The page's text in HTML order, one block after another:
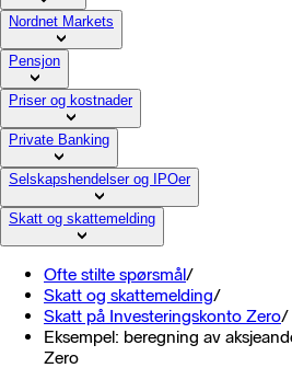
Nordnet Markets
Pensjon
Priser og kostnader
Private Banking
Selskapshendelser og IPOer
Skatt og skattemelding
Ofte stilte spørsmål/
Skatt og skattemelding/
Skatt på Investeringskonto Zero/
Eksempel: beregning av
Zero